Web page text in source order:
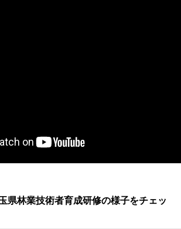
県林業技術者育成研修の様子をチェッ